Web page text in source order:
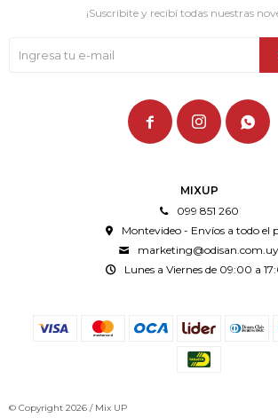
MIXUP
099 851 260
Montevideo - Envíos a todo el
marketing@odisan.com.uy
Lunes a Viernes de 09:00 a
¡Suscribite y recibí todas nuestras
  
© Copyright 2026 / Mix UP